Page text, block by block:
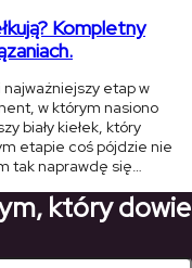
Kompletny
najważniejszy etap w
w którym nasiono
biały kiełek, który
etapie coś pójdzie nie
tak naprawdę się
który dowie